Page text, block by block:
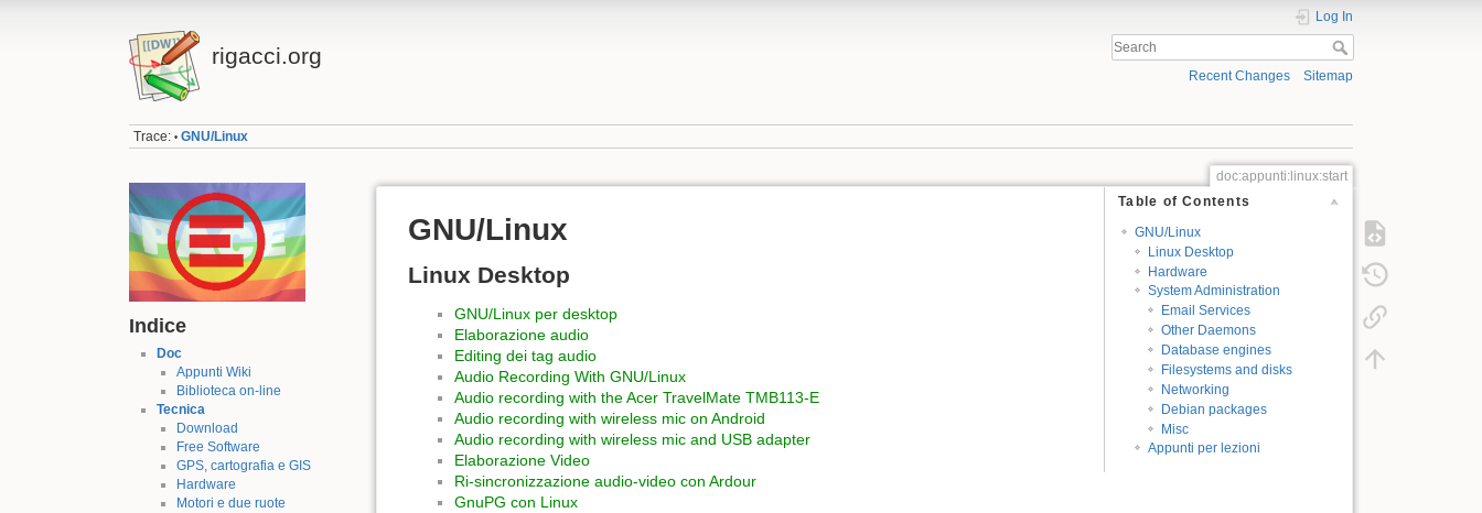
rigacci.org
Log In
Recent Changes Sitemap
Trace: • GNU/Linux
Indice
Doc
Appunti Wiki
Biblioteca on-line
Tecnica
Download
Free Software
GPS, cartografia e GIS
Hardware
Motori e due ruote
doc:appunti:linux:start
Table of Contents
GNU/Linux
Linux Desktop
Hardware
System Administration
Email Services
Other Daemons
Database engines
Filesystems and disks
Networking
Debian packages
Misc
Appunti per lezioni
GNU/Linux
Linux Desktop
GNU/Linux per desktop
Elaborazione audio
Editing dei tag audio
Audio Recording With GNU/Linux
Audio recording with the Acer TravelMate TMB113-E
Audio recording with wireless mic on Android
Audio recording with wireless mic and USB adapter
Elaborazione Video
Ri-sincronizzazione audio-video con Ardour
GnuPG con Linux